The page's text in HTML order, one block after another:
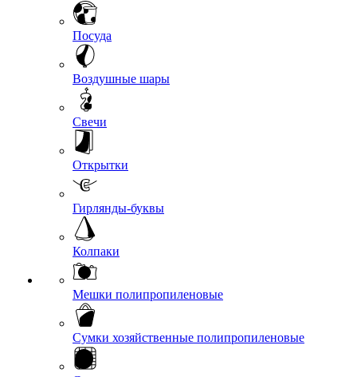
Посуда
Воздушные шары
Свечи
Открытки
Гирлянды-буквы
Колпаки
Мешки полипропиленовые
Сумки хозяйственные полипропиленовые